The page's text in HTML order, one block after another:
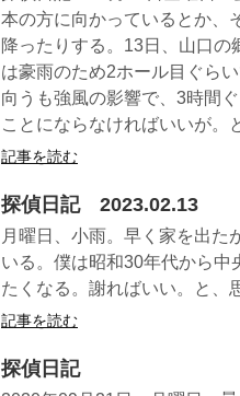
本の方に向かっているとか、
降ったりする。13日、山口
は豪雨のため2ホール目ぐら
向うも強風の影響で、3時間
ことにならなければいいが。
記事を読む
探偵日記 2023.02.13
月曜日、小雨。早く家を出た
いる。僕は昭和30年代から中
たくなる。謝ればいい。と、
記事を読む
探偵日記